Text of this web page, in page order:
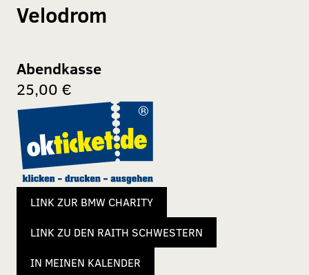
Velodrom
Abendkasse
25,00 €
LINK ZUR BMW CHARITY
LINK ZU DEN RAITH SCHWESTERN
IN MEINEN KALENDER